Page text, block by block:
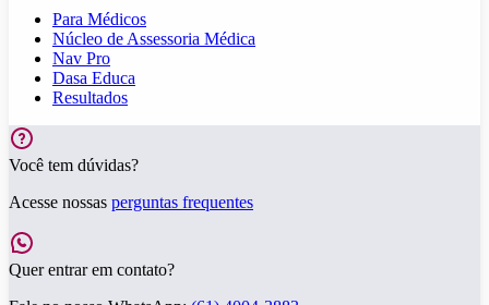
Para Médicos
Núcleo de Assessoria Médica
Nav Pro
Dasa Educa
Resultados
Você tem dúvidas?
Acesse nossas perguntas frequentes
Quer entrar em contato?